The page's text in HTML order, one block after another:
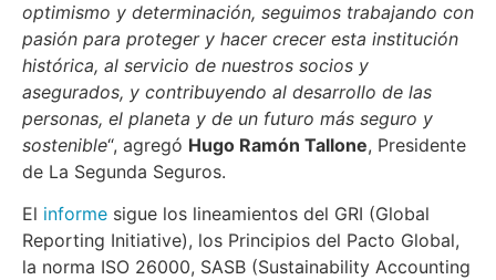
optimismo y determinación, seguimos trabajando con
pasión para proteger y hacer crecer esta institución
histórica, al servicio de nuestros socios y
asegurados, y contribuyendo al desarrollo de las
personas, el planeta y de un futuro más seguro y
sostenible“, agregó Hugo Ramón Tallone, Presidente
de La Segunda Seguros.
El informe sigue los lineamientos del GRI (Global
Reporting Initiative), los Principios del Pacto Global,
la norma ISO 26000, SASB (Sustainability Accounting